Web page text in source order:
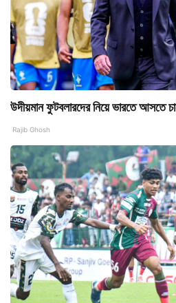
উদীয়মান ফুটবলারদের নিয়ে ভারতে আসতে
Rajib Ghosh